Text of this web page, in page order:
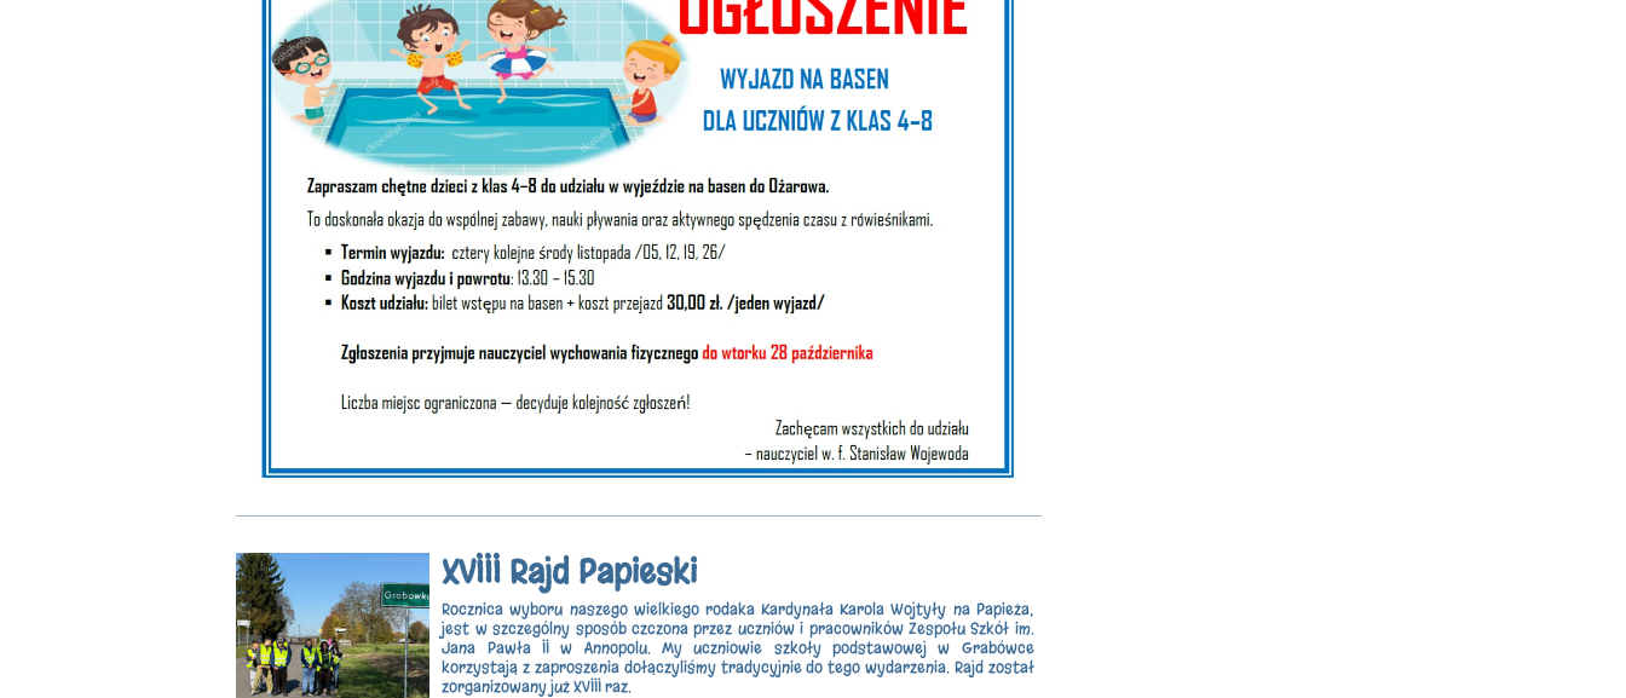
XVIII Rajd Papieski
Rocznica wyboru naszego wielkiego rodaka Kardynała Karola Wojtyły na Papieża,
jest w szczególny sposób czczona przez uczniów i pracowników Zespołu Szkół im.
Jana Pawła II w Annopolu. My uczniowie szkoły podstawowej w Grabówce
korzystają z zaproszenia dołączyliśmy tradycyjnie do tego wydarzenia. Rajd został
zorganizowany już XVIII raz.